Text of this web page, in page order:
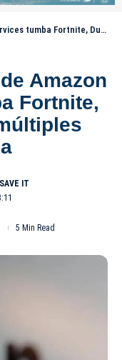
Prime y múltiples servicios en España
Amazon
Fortnite,
5 Min Read